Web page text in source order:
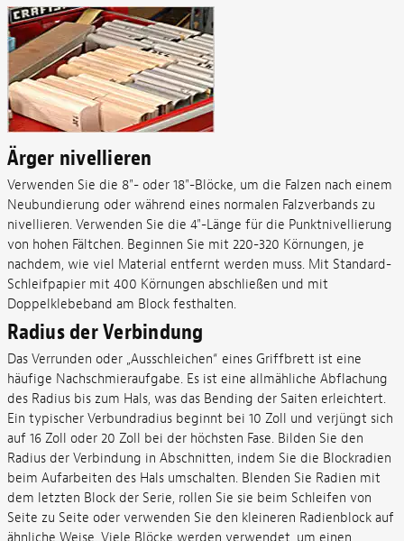
Ärger nivellieren
Verwenden Sie die 8"- oder 18"-Blöcke, um die Falzen nach einem
Neubundierung oder während eines normalen Falzverbands zu
nivellieren. Verwenden Sie die 4"-Länge für die Punktnivellierung
von hohen Fältchen. Beginnen Sie mit 220-320 Körnungen, je
nachdem, wie viel Material entfernt werden muss. Mit Standard-
Schleifpapier mit 400 Körnungen abschließen und mit
Doppelklebeband am Block festhalten.
Radius der Verbindung
Das Verrunden oder „Ausschleichen“ eines Griffbrett ist eine
häufige Nachschmieraufgabe. Es ist eine allmähliche Abflachung
des Radius bis zum Hals, was das Bending der Saiten erleichtert.
Ein typischer Verbundradius beginnt bei 10 Zoll und verjüngt sich
auf 16 Zoll oder 20 Zoll bei der höchsten Fase. Bilden Sie den
Radius der Verbindung in Abschnitten, indem Sie die Blockradien
beim Aufarbeiten des Hals umschalten. Blenden Sie Radien mit
dem letzten Block der Serie, rollen Sie sie beim Schleifen von
Seite zu Seite oder verwenden Sie den kleineren Radienblock auf